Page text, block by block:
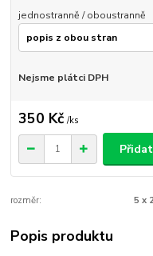
jednostranně / oboustranně
Nejsme plátci DPH
350 Kč /ks
rozměr: 5 x
Popis produktu